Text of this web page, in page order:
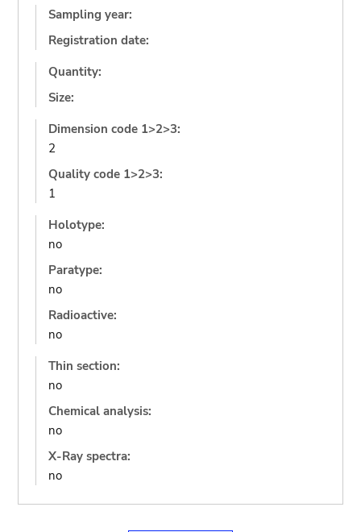
Sampling year:
Registration date:
Quantity:
Size:
Dimension code 1>2>3:
2
Quality code 1>2>3:
1
Holotype:
no
Paratype:
no
Radioactive:
no
Thin section:
no
Chemical analysis:
no
X-Ray spectra:
no